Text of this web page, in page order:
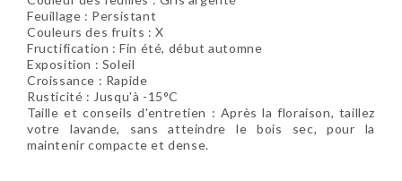
Feuillage : Persistant
Couleurs des fruits : X
Fructification : Fin été, début automne
Exposition : Soleil
Croissance : Rapide
Rusticité : Jusqu'à -15°C
Taille et conseils d'entretien : Après la floraison, taillez
votre lavande, sans atteindre le bois sec, pour la
maintenir compacte et dense.